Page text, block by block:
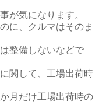
が気になります。
に、クルマはそのま
整備しないなどで
関して、工場出荷時
月だけ工場出荷時の